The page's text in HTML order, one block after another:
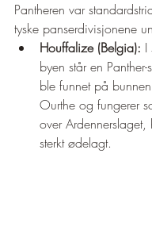
Pantheren var
tyske panserdivisjonene
Houffalize (Belgia): I
byen står en
ble funnet på
Ourthe og fungerer
over
sterkt ødelagt.